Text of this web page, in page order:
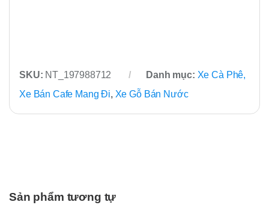
SKU: NT_197988712 Danh mục: Xe Cà Phê,
Xe Bán Cafe Mang Đi, Xe Gỗ Bán Nước
Sản phẩm tương tự